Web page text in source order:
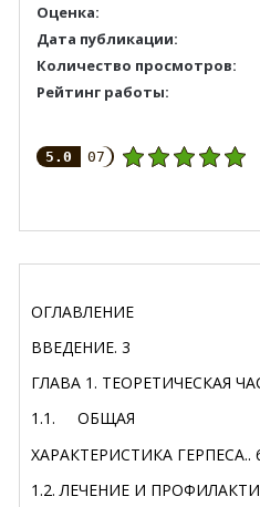
Оценка:
Дата публикации:
Количество просмотров:
Рейтинг работы:
5.0 07
ОГЛАВЛЕНИЕ
ВВЕДЕНИЕ. 3
ГЛАВА 1. ТЕОРЕТИЧЕСКАЯ
1.1.
ОБЩАЯ
ХАРАКТЕРИСТИКА ГЕРПЕСА..
1.2. ЛЕЧЕНИЕ И